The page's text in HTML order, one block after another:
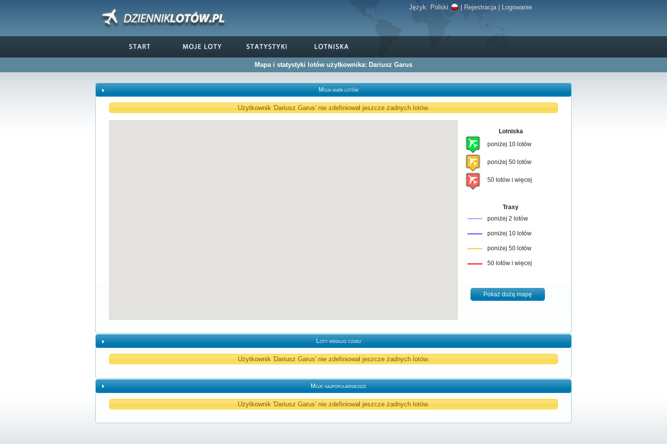
Język:Polski |Rejestracja| Logowanie
Mapa i statystyki lotów użytkownika: Dariusz Garus
Moja mapa lotów
Użytkownik 'Dariusz Garus' nie zdefiniował jeszcze żadnych lotów.
Lotniska
poniżej 10 lotów
poniżej 50 lotów
50 lotów i więcej
Trasy
poniżej 2 lotów
poniżej 10 lotów
poniżej 50 lotów
50 lotów i więcej
Pokaż dużą mapę
Loty według czasu
Użytkownik 'Dariusz Garus' nie zdefiniował jeszcze żadnych lotów.
Moje najpopularniejsze
Użytkownik 'Dariusz Garus' nie zdefiniował jeszcze żadnych lotów.